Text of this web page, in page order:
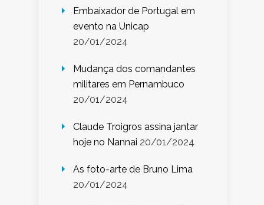
Embaixador de Portugal em
evento na Unicap
20/01/2024
Mudança dos comandantes
militares em Pernambuco
20/01/2024
Claude Troigros assina jantar
hoje no Nannai 20/01/2024
As foto-arte de Bruno Lima
20/01/2024